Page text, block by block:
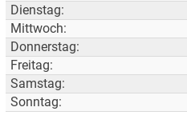
Dienstag:
Mittwoch:
Donnerstag:
Freitag:
Samstag:
Sonntag: